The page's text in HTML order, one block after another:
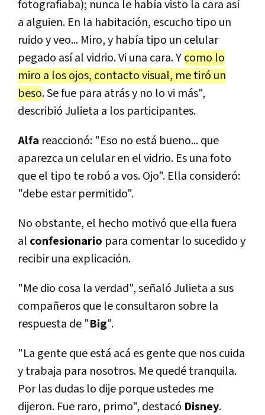
fotografiaba); nunca le había visto la cara así
a alguien. En la habitación, escucho tipo un
ruido y veo... Miro, y había tipo un celular
pegado así al vidrio. Vi una cara. Ycomo lo
miro a los ojos, contacto visual, me tiró un
beso. Se fue para atrás y no lo vi más",
describió Julieta a los participantes.
Alfa reaccionó: "Eso no está bueno... que
aparezca un celular en el vidrio. Es una foto
que el tipo te robó a vos. Ojo". Ella consideró:
"debe estar permitido".
No obstante, el hecho motivó que ella fuera
al confesionario para comentar lo sucedido y
recibir una explicación.
"Me dio cosa la verdad", señaló Julieta a sus
compañeros que le consultaron sobre la
respuesta de "Big".
"La gente que está acá es gente que nos cuida
y trabaja para nosotros. Me quedé tranquila.
Por las dudas lo dije porque ustedes me
dijeron. Fue raro, primo", destacó Disney.